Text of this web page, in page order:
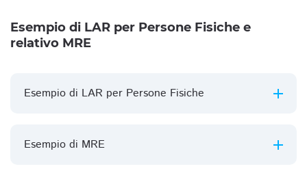
Esempio di LAR per Persone Fisiche e
relativo MRE
Esempio di LAR per Persone Fisiche
Esempio di MRE